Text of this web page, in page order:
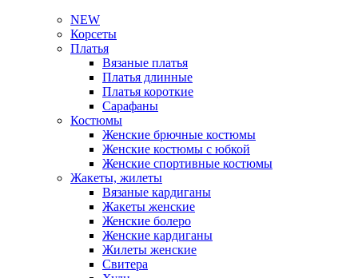
NEW
Корсеты
Платья
Вязаные платья
Платья длинные
Платья короткие
Сарафаны
Костюмы
Женские брючные костюмы
Женские костюмы с юбкой
Женские спортивные костюмы
Жакеты, жилеты
Вязаные кардиганы
Жакеты женские
Женские болеро
Женские кардиганы
Жилеты женские
Свитера